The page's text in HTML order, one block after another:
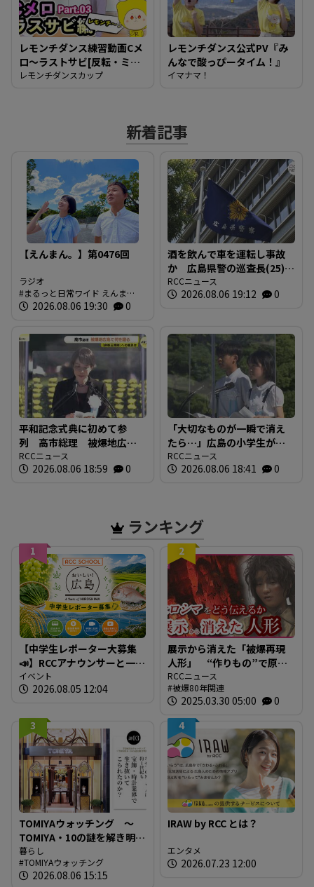
レモンチダンス練習動画Cメ
ロ～ラストサビ[反転・ミラ
ー動画][フルダンスもある
レモンチダンスカップ
レモンチダンス公式PV『み
んなで酸っぴータイム！』
イマナマ！
新着記事
【えんまん。】第0476回
ラジオ
まるっと日常ワイド えんま
ん。 放送内容
2026.08.06 19:30 0
酒を飲んで車を運転し事故
か 広島県警の巡査長(25)を
懲戒免職 事故の1時間半前
に“飲食店で飲酒” 基準値
RCCニュース
2026.08.06 19:12 0
平和記念式典に初めて参
列 高市総理 被爆地広島
で何を語る 「非核三原
則」への言及は
RCCニュース
2026.08.06 18:59 0
「大切なものが一瞬で消え
たら…」広島の小学生が語
る「平和への誓い」【被爆
81年】
RCCニュース
2026.08.06 18:41 0
ランキング
1
【中学生レポーター大募集
📣】RCCアナウンサーと一緒
に「広島の食」の現場を取
材しよう！
イベント
2026.08.05 12:04
2
展示から消えた「被爆再現
人形」 “作りもの”で原爆
を伝えるとは 現代アート
作家が調査研究 人形の持
つ “力” と “危うさ”
RCCニュース
被爆80年関連
2025.03.30 05:00
0
3
TOMIYAウォッチング ～
TOMIYA・10の謎を解き明か
す～ 謎03 「なぜTOMIYAは
約1世紀も宝飾・時計業界で
生き抜いてこられたの
暮らし
TOMIYAウォッチング
2026.08.06 15:15
4
IRAW by RCC とは？
エンタメ
2026.07.23 12:00